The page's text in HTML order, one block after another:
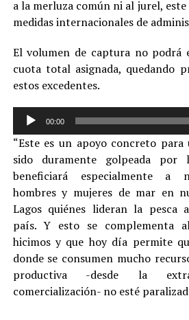
a la merluza común ni al jurel,
medidas internacionales de
El volumen de captura no podrá
cuota total asignada, quedando
estos excedentes.
Reproductor
audio
00:00
“Este es un apoyo concreto para
sido duramente golpeada por
beneficiará especialmente a
hombres y mujeres de mar en
Lagos quiénes lideran la pesca
país. Y esto se complementa
hicimos y que hoy día permite
donde se consumen mucho
productiva -desde la
comercialización- no esté